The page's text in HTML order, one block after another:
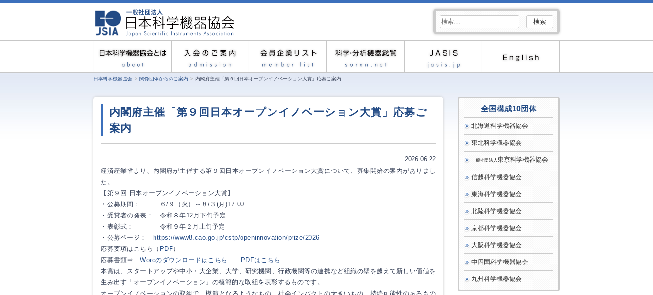
索:
日本科学機器協会 関係団体からのご案内 内閣府主催「第９回日本オープンイノベーション大賞」応募ご案内
内閣府主催「第９回日本オープンイノベーション大賞」応募ご
案内
2026.06.22
経済産業省より、内閣府が主催する第９回日本オープンイノベーション大賞について、募集開始の案内がありまし
た。
【第９回 日本オープンイノベーション大賞】
・公募期間： ６/９（火）～８/３(月)17:00
・受賞者の発表： 令和８年12月下旬予定
・表彰式： 令和９年２月上旬予定
・公募ページ：
https://www8.cao.go.jp/cstp/openinnovation/prize/2026
応募要項はこちら（ PDF）
応募書類⇒ Wordのダウンロードはこちら
PDFはこちら
本賞は、スタートアップや中小・大企業、大学、研究機関、行政機関等の連携など組織の壁を越えて新しい価値を
生み出す「オープンイノベーション」の模範的な取組を表彰するものです。
オープンイノベーションの取組で、模範となるようなもの、社会インパクトの大きいもの、持続可能性のあるもの
全国構成10団体
北海道科学機器協会
東北科学機器協会
一般社団法人 東京科学機器協会
信越科学機器協会
東海科学機器協会
北陸科学機器協会
京都科学機器協会
大阪科学機器協会
中四国科学機器協会
九州科学機器協会